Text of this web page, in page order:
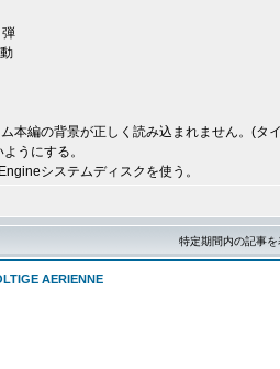
本編の背景が正しく読み込まれません。(タ
うにする。
システムディスクを使う。
特定期間内の記事を
AERIENNE